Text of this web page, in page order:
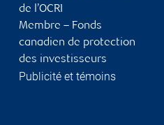
de l’OCRI
Membre – Fonds
canadien de protection
des investisseurs
Publicité et témoins